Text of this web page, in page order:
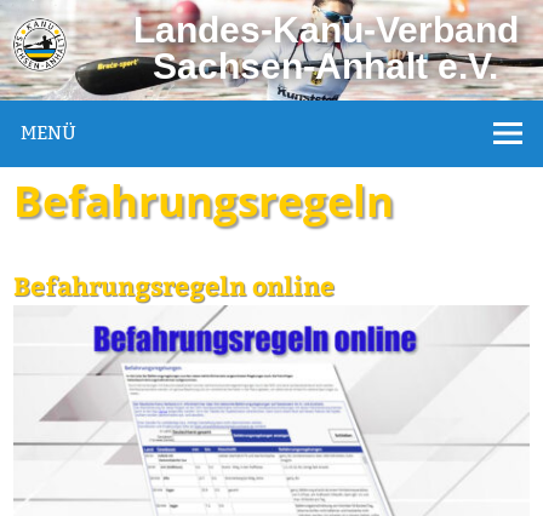
Landes-Kanu-Verband
Sachsen-Anhalt e.V.
MENÜ
Befahrungsregeln
Befahrungsregeln online